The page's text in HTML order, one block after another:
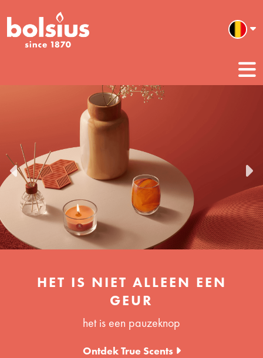
HET IS NIET ALLEEN EEN
GEUR
het is een pauzeknop
Ontdek True Scents